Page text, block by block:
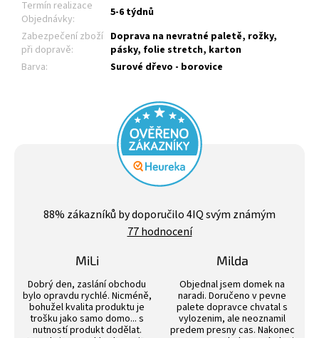
Termín realizace
Objednávky:
5-6 týdnů
Zabezpečení zboží
při dopravě:
Doprava na nevratné paletě, rožky,
pásky, folie stretch, karton
Barva: Surové dřevo - borovice
hodnocení
obchodu
je
hvězdiček.
88% zákazníků by doporučilo 4IQ svým známým
77 hodnocení
MiLi
Hodnocení obchodu je 3 z 5 hvězdiček.
Dobrý den, zaslání obchodu
bylo opravdu rychlé. Nicméně,
bohužel kvalita produktu je
trošku jako samo domo... s
nutností produkt dodělat.
Milda
Objednal jsem domek na
naradi. Doručeno v pevne
palete dopravce chvatal s
vylozenim, ale neoznamil
predem presny cas. Nakonec